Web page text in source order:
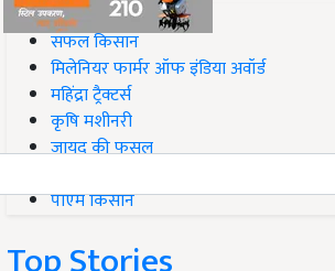
#Top on Krishi Jagran
सफल किसान
मिलेनियर फार्मर ऑफ इंडिया अवॉर्ड
महिंद्रा ट्रैक्टर्स
कृषि मशीनरी
जायद की फसल
पीएम किसान